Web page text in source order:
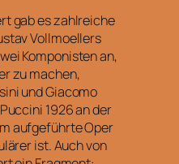
gab es zahlreiche
Vollmoellers
Komponisten an,
zu machen,
und Giacomo
1926 an der
aufgeführte Oper
ist. Auch von